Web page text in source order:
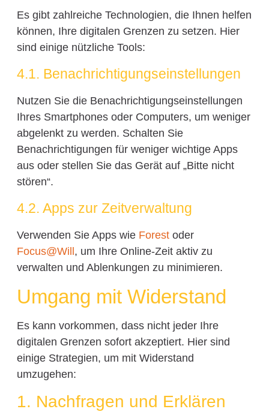
Es gibt zahlreiche Technologien, die Ihnen helfen
können, Ihre digitalen Grenzen zu setzen. Hier
sind einige nützliche Tools:
4.1. Benachrichtigungseinstellungen
Nutzen Sie die Benachrichtigungseinstellungen
Ihres Smartphones oder Computers, um weniger
abgelenkt zu werden. Schalten Sie
Benachrichtigungen für weniger wichtige Apps
aus oder stellen Sie das Gerät auf „Bitte nicht
stören“.
4.2. Apps zur Zeitverwaltung
Verwenden Sie Apps wie Forestoder
Focus@Will , um Ihre Online-Zeit aktiv zu
verwalten und Ablenkungen zu minimieren.
Umgang mit Widerstand
Es kann vorkommen, dass nicht jeder Ihre
digitalen Grenzen sofort akzeptiert. Hier sind
einige Strategien, um mit Widerstand
umzugehen:
1. Nachfragen und Erklären